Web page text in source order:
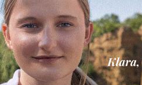
Ultime Notizie